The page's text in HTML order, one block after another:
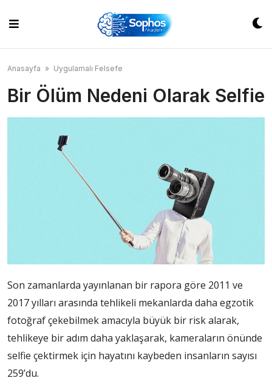
content
Anasayfa » Uygulamalı Felsefe
Bir Ölüm Nedeni Olarak Selfie
Son zamanlarda yayınlanan bir rapora göre 2011 ve
2017 yılları arasında tehlikeli mekanlarda daha egzotik
fotoğraf çekebilmek amacıyla büyük bir risk alarak,
tehlikeye bir adım daha yaklaşarak, kameraların önünde
selfie çektirmek için hayatını kaybeden insanların sayısı
259’du.